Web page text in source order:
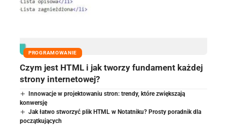
PROGRAMOWANIE
Czym jest HTML i jak tworzy fundament każdej
strony internetowej?
Innowacje w projektowaniu stron: trendy, które zwiększają
konwersję
Jak łatwo stworzyć plik HTML w Notatniku? Prosty poradnik dla
początkujących